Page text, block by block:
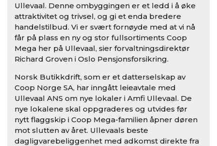
Ullevaal. Denne ombyggingen er et ledd i å øke
attraktivitet og trivsel, og gi et enda bredere
handelstilbud. Vi er svært fornøyde med at vi nå
får på plass en ny og stor fullsortiments Coop
Mega her på Ullevaal, sier forvaltningsdirektør
Richard Groven i Oslo Pensjonsforsikring.
Norsk Butikkdrift, som er et datterselskap av
Coop Norge SA, har inngått leieavtale med
Ullevaal ANS om nye lokaler i Amfi Ullevaal. De
nye lokalene skal oppgraderes og utvides før
nytt flaggskip i Coop Mega-familien åpner døren
mot slutten av året. Ullevaals beste
dagligvarebeliggenhet med adkomst direkte fra